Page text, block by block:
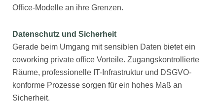
Office-Modelle an ihre Grenzen.
Datenschutz und Sicherheit
Gerade beim Umgang mit sensiblen Daten bietet ein
coworking private office Vorteile. Zugangskontrollierte
Räume, professionelle IT-Infrastruktur und DSGVO-
konforme Prozesse sorgen für ein hohes Maß an
Sicherheit.